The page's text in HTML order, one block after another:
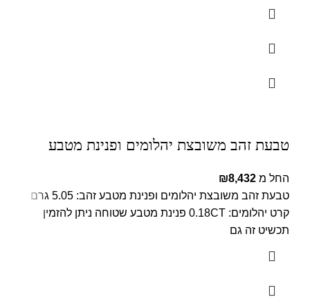
טבעת זהב משובצת יהלומים ופנינת מטבע
החל מ ₪8,432
טבעת זהב משובצת יהלומים ופנינת מטבע זהב: 5.05 גרם
קרט יהלומים: 0.18CT פנינת מטבע שטוחה ניתן להזמין
תכשיט זה גם